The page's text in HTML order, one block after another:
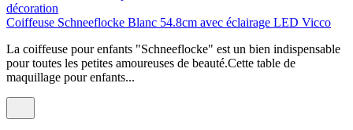
Coiffeuse Schneeflocke Blanc 54.8cm avec éclairage LED Vicco
La coiffeuse pour enfants "Schneeflocke" est un bien indispensable
pour toutes les petites amoureuses de beauté.Cette table de
maquillage pour enfants...